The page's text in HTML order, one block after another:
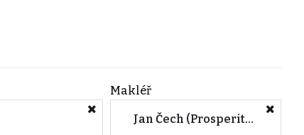
Makléř
Jan Čech (Prosperity Financial Services a.s.)